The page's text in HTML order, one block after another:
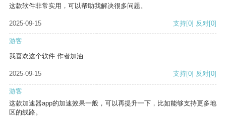
这款软件非常实用，可以帮助我解决很多问题。
2025-09-15 支持[0] 反对[0]
游客
我喜欢这个软件 作者加油
2025-09-15 支持[0] 反对[0]
游客
这款加速器app的加速效果一般，可以再提升一下，比如能够支持更多地
区的线路。